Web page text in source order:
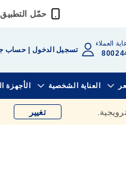
حمّل التطبيق
العملاء
تسجيل الدخول حساب
العناية الشخصية الأجهزة
تغيير